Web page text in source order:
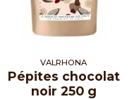
VALRHONA
Pépites chocolat
noir 250 g